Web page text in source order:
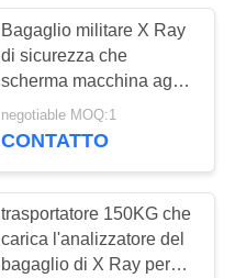
Bagaglio militare X Ray
di sicurezza che
scherma macchina agli
aeroporti
negotiable MOQ:1
CONTATTO
trasportatore 150KG che
carica l'analizzatore del
bagaglio di X Ray per